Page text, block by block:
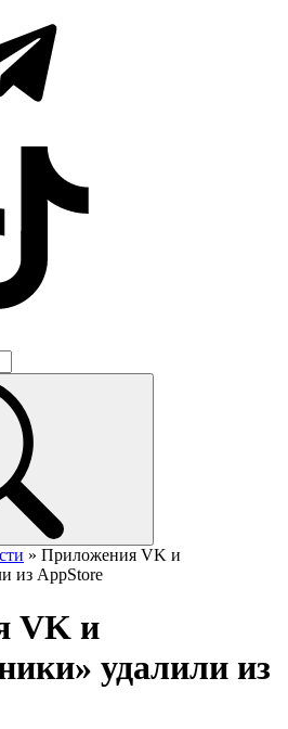
» Приложения VK и
из AppStore
VK и
удалили из